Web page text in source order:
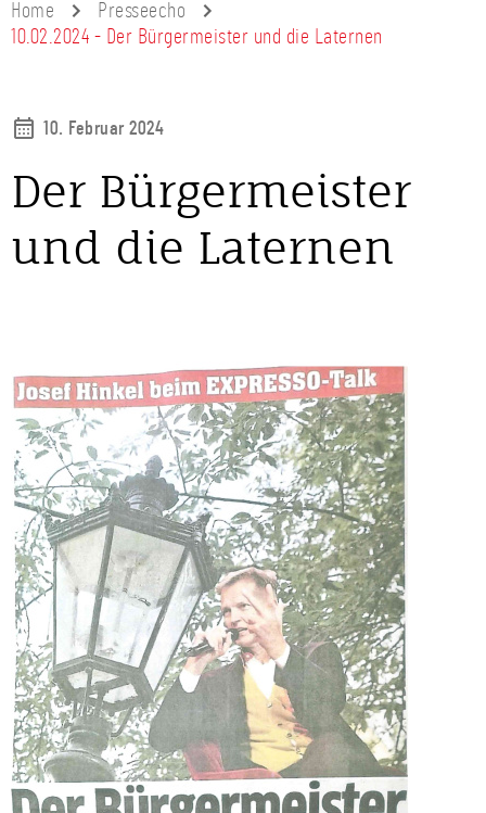
Home
Presseecho
10.02.2024 - Der Bürgermeister und die Laternen
10. Februar 2024
Der Bürgermeister
und die Laternen